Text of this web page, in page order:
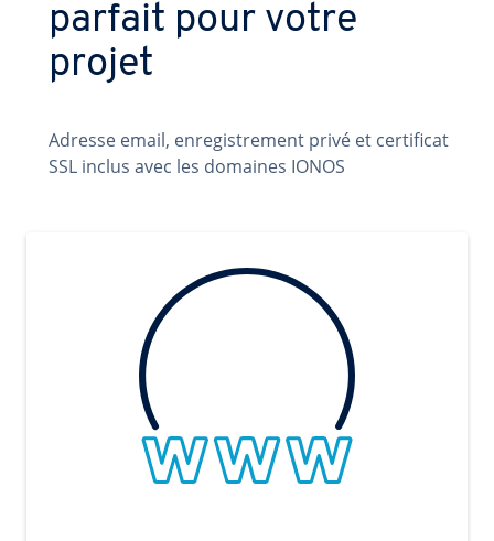
parfait pour votre
projet
Adresse email, enregistrement privé et certificat
SSL inclus avec les domaines IONOS